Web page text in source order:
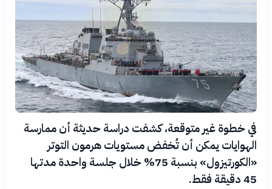
في خطوة غير متوقعة، كشفت دراسة حديثة أن ممارسة
الهوايات يمكن أن تُخفض مستويات هرمون التوتر
«الكورتيزول» بنسبة 75% خلال جلسة واحدة مدتها
45 دقيقة فقط.